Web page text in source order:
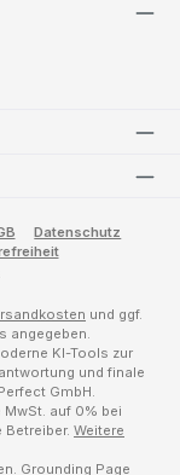
Datenschutz
und ggf.
angegeben.
KI-Tools zur
und finale
GmbH.
MwSt. auf 0% bei
Weitere
Grounding Page